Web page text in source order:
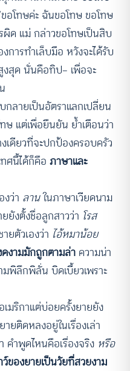
อโทษค่ะ ฉันขอโทษ ขอโทษ
ผิด แม่ กล่าวขอโทษเป็นสิบ
การทำเล็บมือ หวังจะได้รับ
งสุด นั่นคือทิป— เพื่อจะ
กลายเป็นอัตราแลกเปลี่ยน
ษ แต่เพื่อยืนยัน ย้ำเตือนว่า
งเดียวที่จะปกป้องครอบครัว
ศนี้ได้ก็คือ ภาษาและ
ว่า ลานในภาษาเวียดนาม
ยังตั้งชื่อลูกสาวว่า โรส
ยตัวเองว่า ไอ้หมาน้อย
งามมักถูกตามล่า ความน่า
มพิลึกพิลั่น บิดเบี้ยวเพราะ
มริกาแต่บ่อยครั้งยายยัง
ยติดหลงอยู่ในเรื่องเล่า
คำพูดไหนคือเรื่องจริง หรือ
ว์ของยายเป็นวัยที่สวยงาม